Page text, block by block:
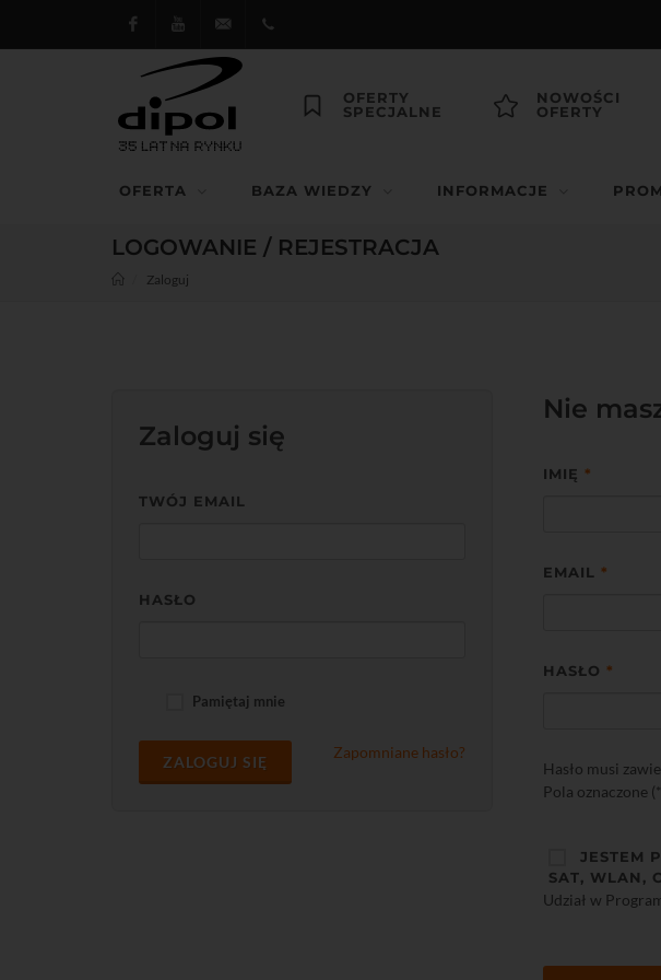
FacebookYoutube dipol@dipol.com.pl
OFERTY
SPECJALNE
NOWOŚCI
OFERTY
OFERTA BAZA WIEDZY INFORMACJE
LOGOWANIE / REJESTRACJA
Zaloguj
Zaloguj się
TWÓJ EMAIL
HASŁO
Pamiętaj mnie
ZALOGUJ SIĘ
Zapomniane hasło?
Nie
IMIĘ *
EMAIL *
HASŁO *
Hasło musi
Pola oznaczone
JESTEM
SAT, WLAN,
Udział w